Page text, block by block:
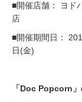
■開催店舗： ヨド
店
■開催期間日：
日(金)
「Doc Popcorn